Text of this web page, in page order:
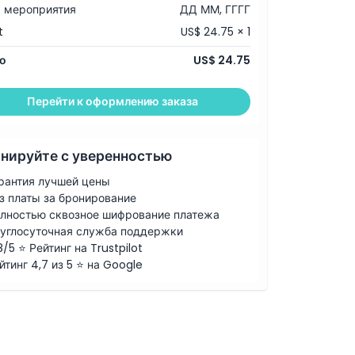
мероприятия
ДД ММ, ГГГГ
US$ 24.75 × 1
US$ 24.75
Перейти к оформлению заказа
с уверенностью
лучшей цены
платы за бронирование
сквозное шифрование платежа
служба поддержки
5 ⭐ Рейтинг на Trustpilot
4,7 из 5 ⭐ на Google